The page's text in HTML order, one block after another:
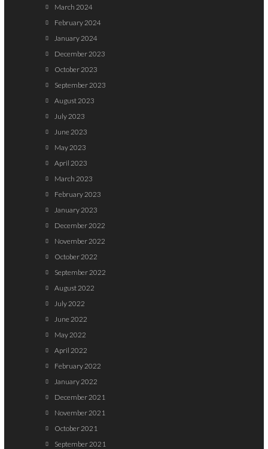
March 2024
February 2024
January 2024
December 2023
October 2023
September 2023
August 2023
July 2023
June 2023
May 2023
April 2023
March 2023
February 2023
January 2023
December 2022
November 2022
October 2022
September 2022
August 2022
July 2022
June 2022
May 2022
April 2022
February 2022
January 2022
December 2021
November 2021
October 2021
September 2021